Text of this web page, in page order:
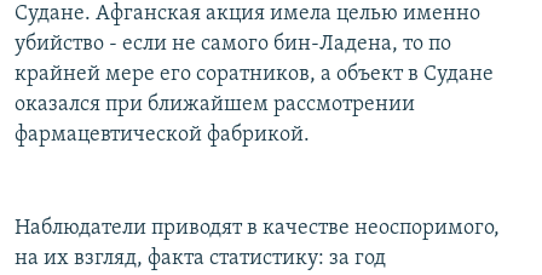
Судане. Афганская акция имела целью именно
убийство - если не самого бин-Ладена, то по
крайней мере его соратников, а объект в Судане
оказался при ближайшем рассмотрении
фармацевтической фабрикой.
Наблюдатели приводят в качестве неоспоримого,
на их взгляд, факта статистику: за год